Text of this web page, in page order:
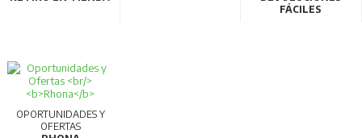
FÁCILES
OPORTUNIDADES Y
OFERTAS